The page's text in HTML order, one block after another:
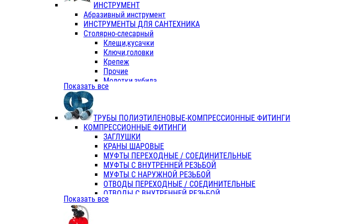
ИНСТРУМЕНТ
Абразивный инструмент
ИНСТРУМЕНТЫ ДЛЯ САНТЕХНИКА
Столярно-слесарный
Клещи,кусачки
Ключи,головки
Крепеж
Прочие
Молотки,зубила
Пассатижи,тонкогубцы,утконосы
Отвертки
Хоз. инвентарь
ЭЛ. ИНСТРУМЕНТ OASIS
Показать все
ТРУБЫ ПОЛИЭТИЛЕНОВЫЕ-КОМПРЕССИОННЫЕ ФИТИНГИ
КОМПРЕССИОННЫЕ ФИТИНГИ
ЗАГЛУШКИ
КРАНЫ ШАРОВЫЕ
МУФТЫ ПЕРЕХОДНЫЕ / СОЕДИНИТЕЛЬНЫЕ
МУФТЫ С ВНУТРЕННЕЙ РЕЗЬБОЙ
МУФТЫ С НАРУЖНОЙ РЕЗЬБОЙ
ОТВОДЫ ПЕРЕХОДНЫЕ / СОЕДИНИТЕЛЬНЫЕ
ОТВОДЫ С ВНУТРЕННЕЙ РЕЗЬБОЙ
ОТВОДЫ С НАРУЖНОЙ РЕЗЬБОЙ
Показать все